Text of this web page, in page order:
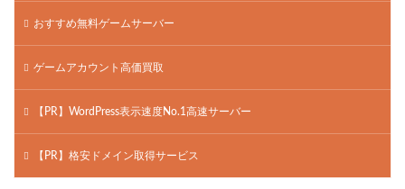
おすすめ無料ゲームサーバー
ゲームアカウント高価買取
【PR】WordPress表示速度No.1高速サーバー
【PR】格安ドメイン取得サービス